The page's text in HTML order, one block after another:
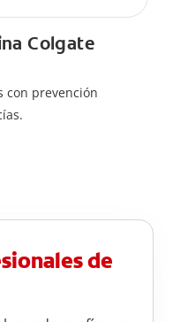
Colgate
con prevención
de